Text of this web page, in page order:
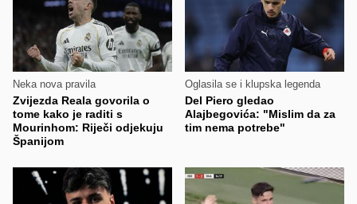
Neka nova pravila
Zvijezda Reala govorila o
tome kako je raditi s
Mourinhom: Riječi odjekuju
Španijom
Oglasila se i klupska legenda
Del Piero gledao
Alajbegovića: "Mislim da za
tim nema potrebe"